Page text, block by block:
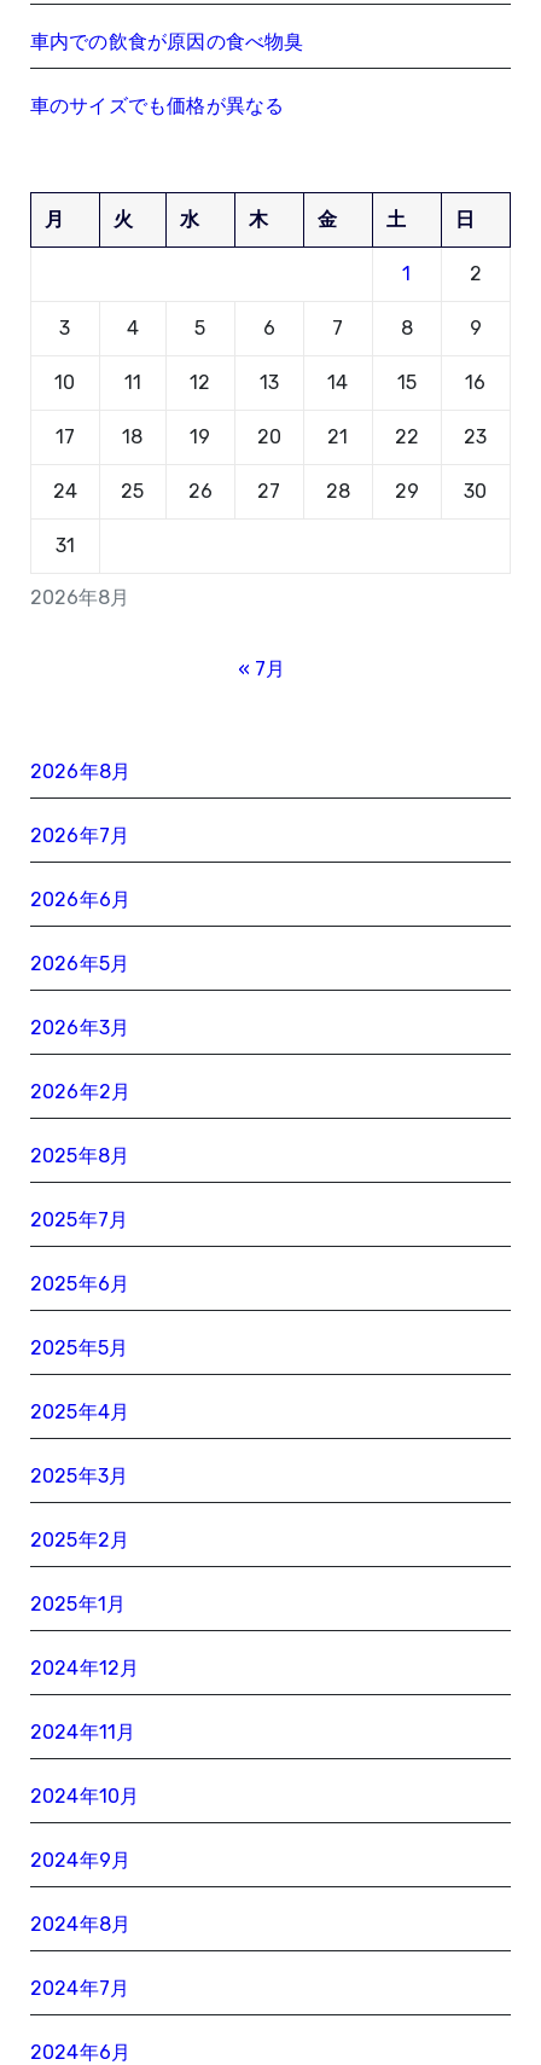
車内での飲食が原因の食べ物臭
車のサイズでも価格が異なる
2026年8月
月 火 水 木 金 土 日
1 2
3 4 5 6 7 8 9
10 11 12 13 14 15 16
17 18 19 20 21 22 23
24 25 26 27 28 29 30
31
« 7月
2026年8月
2026年7月
2026年6月
2026年5月
2026年3月
2026年2月
2025年8月
2025年7月
2025年6月
2025年5月
2025年4月
2025年3月
2025年2月
2025年1月
2024年12月
2024年11月
2024年10月
2024年9月
2024年8月
2024年7月
2024年6月